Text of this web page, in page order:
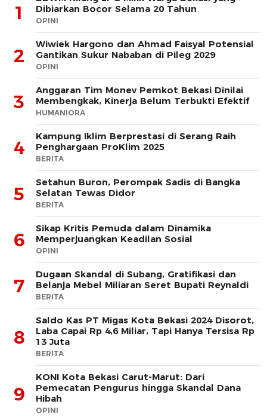
1
Dibiarkan Bocor Selama 20 Tahun
OPINI
2
Wiwiek Hargono dan Ahmad Faisyal Potensial
Gantikan Sukur Nababan di Pileg 2029
OPINI
3
Anggaran Tim Monev Pemkot Bekasi Dinilai
Membengkak, Kinerja Belum Terbukti Efektif
HUMANIORA
4
Kampung Iklim Berprestasi di Serang Raih
Penghargaan ProKlim 2025
BERITA
5
Setahun Buron, Perompak Sadis di Bangka
Selatan Tewas Didor
BERITA
6
Sikap Kritis Pemuda dalam Dinamika
Memperjuangkan Keadilan Sosial
OPINI
7
Dugaan Skandal di Subang, Gratifikasi dan
Belanja Mebel Miliaran Seret Bupati Reynaldi
BERITA
8
Saldo Kas PT Migas Kota Bekasi 2024 Disorot,
Laba Capai Rp 4,6 Miliar, Tapi Hanya Tersisa Rp
13 Juta
BERITA
9
KONI Kota Bekasi Carut-Marut: Dari
Pemecatan Pengurus hingga Skandal Dana
Hibah
OPINI